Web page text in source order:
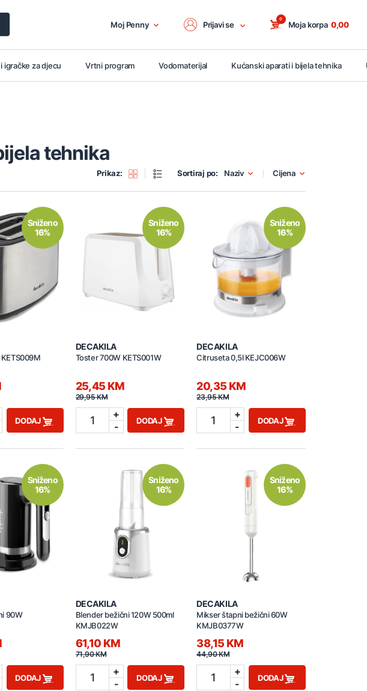
Moj Penny Prijavi se Moja korpa
0
0,00
igračke za djecu Vrtni program Vodomaterijal Kućanski aparati i bijela tehnika
tehnika
Prikaz: Sortiraj po: Naziv Cijena
Sniženo
16%
DODAJ
Sniženo
16%
DECAKILA
Toster 700W KETS001W
25,45 KM
29,95 KM
1
+
-
DODAJ
Sniženo
16%
DECAKILA
Citruseta 0,5l KEJC006W
20,35 KM
23,95 KM
1
+
-
DODAJ
Sniženo
16%
90W
DODAJ
Sniženo
16%
DECAKILA
Blender bežični 120W 500ml
KMJB022W
61,10 KM
71,90 KM
1
+
-
DODAJ
Sniženo
16%
DECAKILA
Mikser štapni bežični 60W
KMJB0377W
38,15 KM
44,90 KM
1
+
-
DODAJ